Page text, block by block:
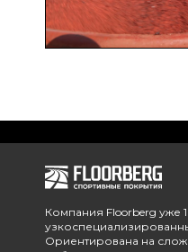
Компания Floorberg уже
Ориентирована на